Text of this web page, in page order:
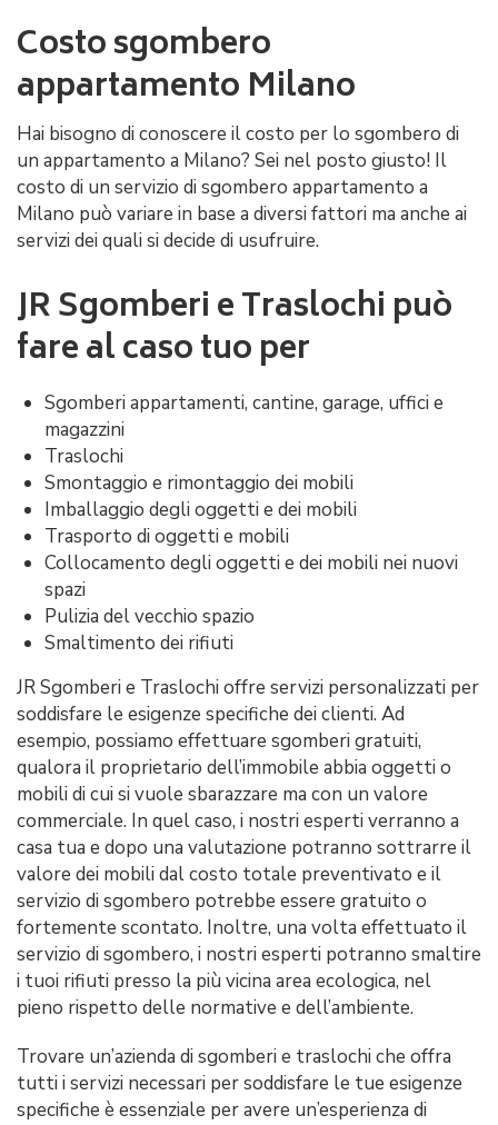
Costo sgombero
appartamento Milano
Hai bisogno di conoscere il costo per lo sgombero di
un appartamento a Milano? Sei nel posto giusto! Il
costo di un servizio di sgombero appartamento a
Milano può variare in base a diversi fattori ma anche ai
servizi dei quali si decide di usufruire.
JR Sgomberi e Traslochi può
fare al caso tuo per
Sgomberi appartamenti, cantine, garage, uffici e
magazzini
Traslochi
Smontaggio e rimontaggio dei mobili
Imballaggio degli oggetti e dei mobili
Trasporto di oggetti e mobili
Collocamento degli oggetti e dei mobili nei nuovi
spazi
Pulizia del vecchio spazio
Smaltimento dei rifiuti
JR Sgomberi e Traslochi offre servizi personalizzati per
soddisfare le esigenze specifiche dei clienti. Ad
esempio, possiamo effettuare sgomberi gratuiti,
qualora il proprietario dell’immobile abbia oggetti o
mobili di cui si vuole sbarazzare ma con un valore
commerciale. In quel caso, i nostri esperti verranno a
casa tua e dopo una valutazione potranno sottrarre il
valore dei mobili dal costo totale preventivato e il
servizio di sgombero potrebbe essere gratuito o
fortemente scontato. Inoltre, una volta effettuato il
servizio di sgombero, i nostri esperti potranno smaltire
i tuoi rifiuti presso la più vicina area ecologica, nel
pieno rispetto delle normative e dell’ambiente.
Trovare un’azienda di sgomberi e traslochi che offra
tutti i servizi necessari per soddisfare le tue esigenze
specifiche è essenziale per avere un’esperienza di